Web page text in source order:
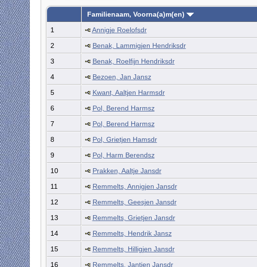
Familienaam, Voorna(a)m(en)
1
Annigje Roelofsdr
2
Benak, Lammigjen Hendriksdr
3
Benak, Roelfijn Hendriksdr
4
Bezoen, Jan Jansz
5
Kwant, Aaltjen Harmsdr
6
Pol, Berend Harmsz
7
Pol, Berend Harmsz
8
Pol, Grietjen Hamsdr
9
Pol, Harm Berendsz
10
Prakken, Aaltje Jansdr
11
Remmelts, Annigjen Jansdr
12
Remmelts, Geesjen Jansdr
13
Remmelts, Grietjen Jansdr
14
Remmelts, Hendrik Jansz
15
Remmelts, Hilligjen Jansdr
16
Remmelts, Jantjen Jansdr